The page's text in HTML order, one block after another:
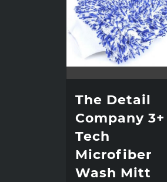
The Detail
Company 3+
Tech
Microfiber
Wash Mitt